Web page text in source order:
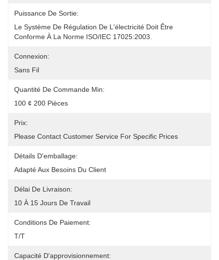
Puissance De Sortie:
Le Système De Régulation De L'électricité Doit Être
Conforme À La Norme ISO/IEC 17025:2003.
Connexion:
Sans Fil
Quantité De Commande Min:
100 ¢ 200 Pièces
Prix:
Please Contact Customer Service For Specific Prices
Détails D'emballage:
Adapté Aux Besoins Du Client
Délai De Livraison:
10 À 15 Jours De Travail
Conditions De Paiement:
T/T
Capacité D'approvisionnement: